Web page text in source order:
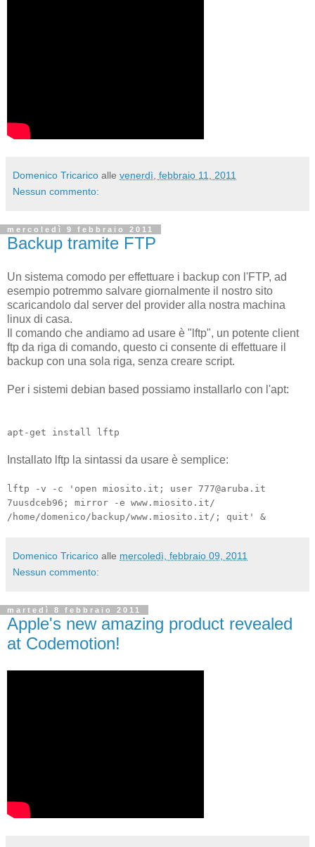
Domenico Tricarico alle venerdì, febbraio 11, 2011
Nessun commento:
mercoledì 9 febbraio 2011
Backup tramite FTP
Un sistema comodo per effettuare i backup con l'FTP, ad
esempio potremmo salvare giornalmente il nostro sito
scaricandolo dal server del provider alla nostra machina
linux di casa.
Il comando che andiamo ad usare è "lftp", un potente client
ftp da riga di comando, questo ci consente di effettuare il
backup con una sola riga, senza creare script.
Per i sistemi debian based possiamo installarlo con l'apt:
apt-get install lftp
Installato lftp la sintassi da usare è semplice:
lftp -v -c 'open miosito.it; user 777@aruba.it
7uusdceb96; mirror -e www.miosito.it/
/home/domenico/backup/www.miosito.it/; quit' &
Domenico Tricarico alle mercoledì, febbraio 09, 2011
Nessun commento:
martedì 8 febbraio 2011
Apple's new amazing product revealed
at Codemotion!